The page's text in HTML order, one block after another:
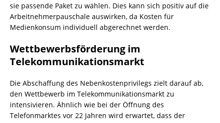
sie passende Paket zu wählen. Dies kann sich positiv auf die
Arbeitnehmerpauschale auswirken, da Kosten für
Medienkonsum individuell abgerechnet werden.
Wettbewerbsförderung im
Telekommunikationsmarkt
Die Abschaffung des Nebenkostenprivilegs zielt darauf ab,
den Wettbewerb im Telekommunikationsmarkt zu
intensivieren. Ähnlich wie bei der Öffnung des
Telefonmarktes vor 22 Jahren wird erwartet, dass der